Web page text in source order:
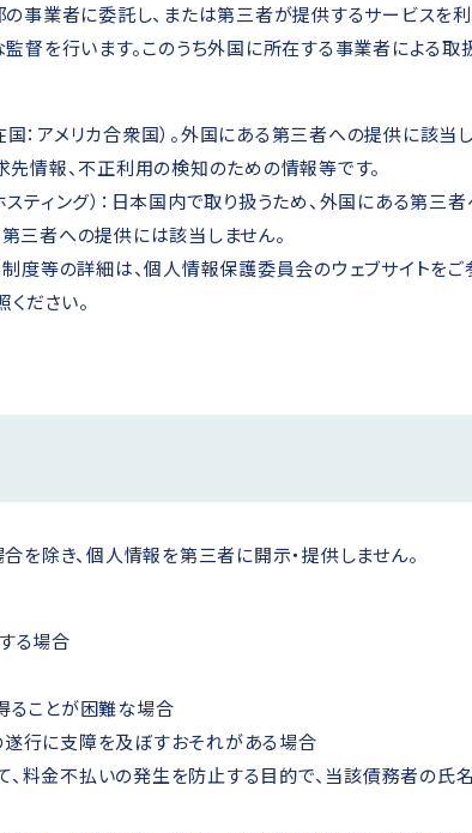
事業者に委託し、または第三者が提供するサービスを利
督を行います。このうち外国に所在する事業者による
：アメリカ合衆国）。外国にある第三者への提供に該
先情報、不正利用の検知のための情報等です。
ティング）：日本国内で取り扱うため、外国にある第三
三者への提供には該当しません。
度等の詳細は、個人情報保護委員会のウェブサイトを
ださい。
除き、個人情報を第三者に開示・提供しません。
る場合
ることが困難な場合
行に支障を及ぼすおそれがある場合
料金不払いの発生を防止する目的で、当該債務者の